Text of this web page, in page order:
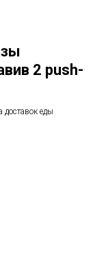
2 push-
доставок еды